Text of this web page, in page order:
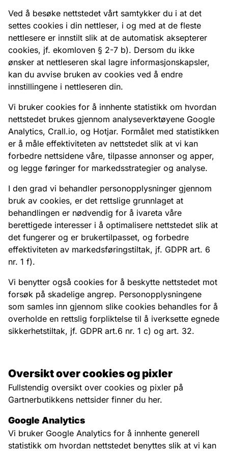
Ved å besøke nettstedet vårt samtykker du i at det
settes cookies i din nettleser, i og med at de fleste
nettlesere er innstilt slik at de automatisk aksepterer
cookies, jf. ekomloven § 2-7 b). Dersom du ikke
ønsker at nettleseren skal lagre informasjonskapsler,
kan du avvise bruken av cookies ved å endre
innstillingene i nettleseren din.
Vi bruker cookies for å innhente statistikk om hvordan
nettstedet brukes gjennom analyseverktøyene Google
Analytics, Crall.io, og Hotjar. Formålet med statistikken
er å måle effektiviteten av nettstedet slik at vi kan
forbedre nettsidene våre, tilpasse annonser og apper,
og legge føringer for markedsstrategier og analyse.
I den grad vi behandler personopplysninger gjennom
bruk av cookies, er det rettslige grunnlaget at
behandlingen er nødvendig for å ivareta våre
berettigede interesser i å optimalisere nettstedet slik at
det fungerer og er brukertilpasset, og forbedre
effektiviteten av markedsføringstiltak, jf. GDPR art. 6
nr. 1 f).
Vi benytter også cookies for å beskytte nettstedet mot
forsøk på skadelige angrep. Personopplysningene
som samles inn gjennom slike cookies behandles for å
overholde en rettslig forpliktelse til å iverksette egnede
sikkerhetstiltak, jf. GDPR art.6 nr. 1 c) og art. 32.
Oversikt over cookies og pixler
Fullstendig oversikt over cookies og pixler på
Gartnerbutikkens nettsider finner du her.
Google Analytics
Vi bruker Google Analytics for å innhente generell
statistikk om hvordan nettstedet benyttes slik at vi kan